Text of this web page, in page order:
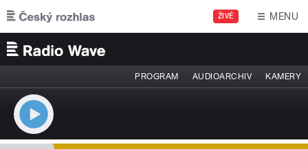
Přejít k hlavnímu obsahu
ŽIVĚ MENU
PROGRAM AUDIOARCHIV KAMERY